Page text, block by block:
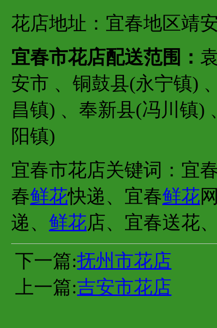
花店地址：宜春地区靖
宜春市花店配送范围：
安市 、铜鼓县(永宁镇)
昌镇) 、奉新县(冯川镇)
阳镇)
宜春市花店关键词：宜
春鲜花快递、宜春鲜花
递、 鲜花店、宜春送花
下一篇:抚州市花店
上一篇:吉安市花店